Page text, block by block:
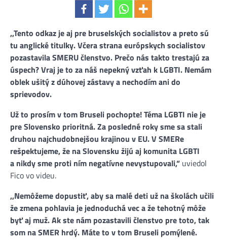
,,Tento odkaz je aj pre bruselských socialistov a preto sú
tu anglické titulky. Včera strana európskych socialistov
pozastavila SMERU členstvo. Prečo nás takto trestajú za
úspech? Vraj je to za náš nepekný vzťah k LGBTI. Nemám
oblek ušitý z dúhovej zástavy a nechodím ani do
sprievodov.
Už to prosím v tom Bruseli pochopte! Téma LGBTI nie je
pre Slovensko prioritná. Za posledné roky sme sa stali
druhou najchudobnejšou krajinou v EU. V SMERe
rešpektujeme, že na Slovensku žijú aj komunita LGBTI
a nikdy sme proti ním negatívne nevystupovali,“ uviedol
Fico vo videu.
,,Nemôžeme dopustiť, aby sa malé deti už na školách učili
že zmena pohlavia je jednoduchá vec a že tehotný môže
byť aj muž. Ak ste nám pozastavili členstvo pre toto, tak
som na SMER hrdý. Máte to v tom Bruseli pomýlené.